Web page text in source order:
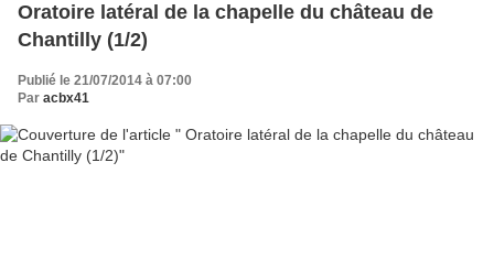
Oratoire latéral de la chapelle du château de
Chantilly (1/2)
Publié le 21/07/2014 à 07:00
Par acbx41